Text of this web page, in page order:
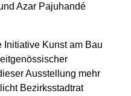
Azar Pajuhandé
Initiative Kunst am Bau
Ausstellung mehr
Bezirksstadtrat